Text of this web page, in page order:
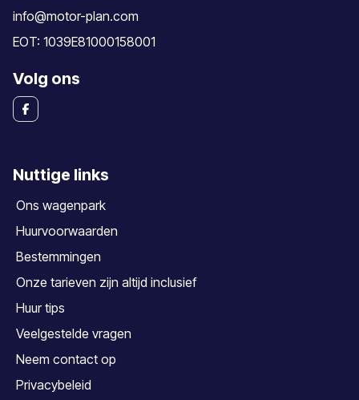
info@motor-plan.com
EOT: 1039E81000158001
Volg ons
Nuttige links
Ons wagenpark
Huurvoorwaarden
Bestemmingen
Onze tarieven zijn altijd inclusief
Huur tips
Veelgestelde vragen
Neem contact op
Privacybeleid